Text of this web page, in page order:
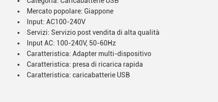
Mercato popolare: Giappone
Input: AC100-240V
Servizi: Servizio post vendita di alta qualità
Input AC: 100-240V, 50-60Hz
Caratteristica: Adapter multi-dispositivo
Caratteristica: presa di ricarica rapida
Caratteristica: caricabatterie USB